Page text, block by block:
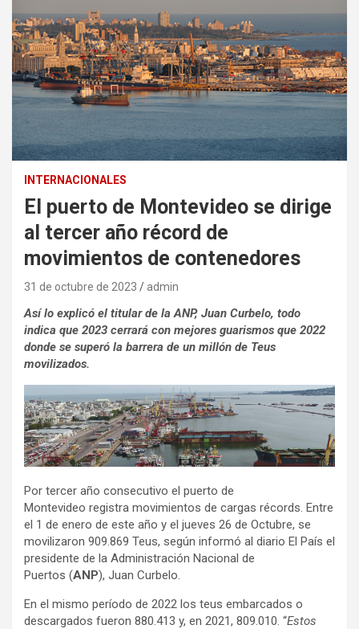
INTERNACIONALES
El puerto de Montevideo se dirige
al tercer año récord de
movimientos de contenedores
31 de octubre de 2023 admin
Así lo explicó el titular de la ANP, Juan Curbelo, todo
indica que 2023 cerrará con mejores guarismos que 2022
donde se superó la barrera de un millón de Teus
movilizados.
Por tercer año consecutivo el puerto de
Montevideo registra movimientos de cargas récords. Entre
el 1 de enero de este año y el jueves 26 de Octubre, se
movilizaron 909.869 Teus, según informó al diario El País el
presidente de la Administración Nacional de
Puertos (ANP), Juan Curbelo.
En el mismo período de 2022 los teus embarcados o
descargados fueron 880.413 y, en 2021, 809.010. “Estos